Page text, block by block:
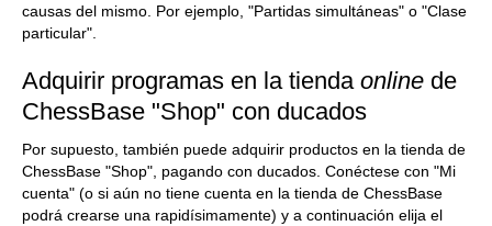
causas del mismo. Por ejemplo, "Partidas simultáneas" o "Clase
particular".
Adquirir programas en la tienda online de
ChessBase "Shop" con ducados
Por supuesto, también puede adquirir productos en la tienda de
ChessBase "Shop", pagando con ducados. Conéctese con "Mi
cuenta" (o si aún no tiene cuenta en la tienda de ChessBase
podrá crearse una rapidísimamente) y a continuación elija el